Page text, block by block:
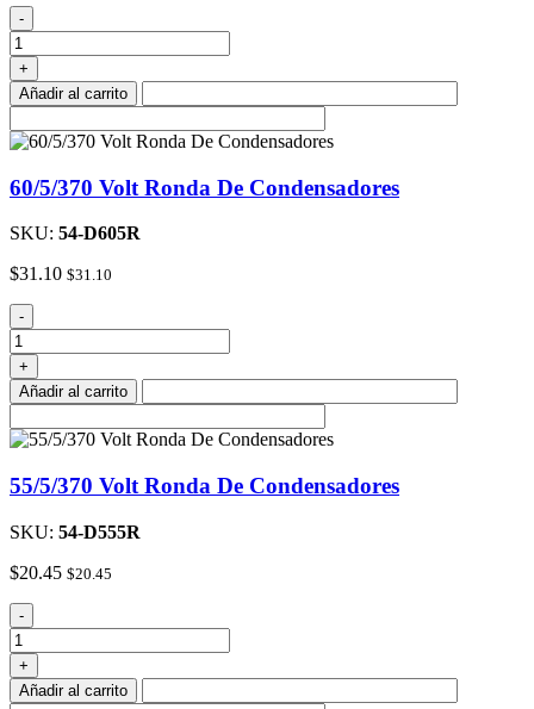
7,5
/
370
Voltios
Ronda
Condensadores
-
+
Añadir al carrito
60/5/370 Volt Ronda De Condensadores
SKU: 54-D605R
$31.10 $31.10
60/5/370
Volt
Ronda
De
Condensadores
-
+
Añadir al carrito
55/5/370 Volt Ronda De Condensadores
SKU: 54-D555R
$20.45 $20.45
55/5/370
Volt
Ronda
De
Condensadores
-
+
Añadir al carrito